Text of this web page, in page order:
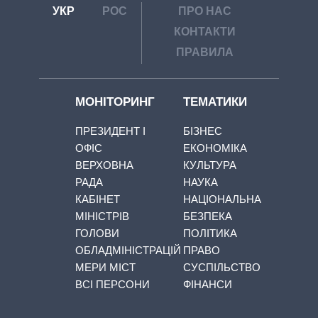
УКР РОС
ПРО НАС
КОНТАКТИ
ПРАВИЛА
МОНІТОРИНГ
ПРЕЗИДЕНТ І
ОФІС
ВЕРХОВНА
РАДА
КАБІНЕТ
МІНІСТРІВ
ГОЛОВИ
ОБЛАДМІНІСТРАЦІЙ
МЕРИ МІСТ
ВСІ ПЕРСОНИ
ТЕМАТИКИ
БІЗНЕС
ЕКОНОМІКА
КУЛЬТУРА
НАУКА
НАЦІОНАЛЬНА
БЕЗПЕКА
ПОЛІТИКА
ПРАВО
СУСПІЛЬСТВО
ФІНАНСИ